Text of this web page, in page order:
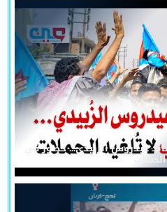
عيدروس الزُبيدي... حضورٌ في